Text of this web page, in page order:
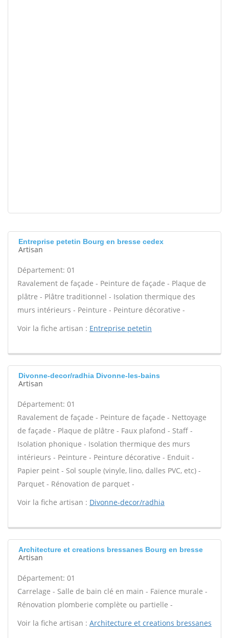
Entreprise petetin Bourg en bresse cedex
Artisan
Département: 01
Ravalement de façade - Peinture de façade - Plaque de
plâtre - Plâtre traditionnel - Isolation thermique des
murs intérieurs - Peinture - Peinture décorative -
Voir la fiche artisan : Entreprise petetin
Divonne-decor/radhia Divonne-les-bains
Artisan
Département: 01
Ravalement de façade - Peinture de façade - Nettoyage
de façade - Plaque de plâtre - Faux plafond - Staff -
Isolation phonique - Isolation thermique des murs
intérieurs - Peinture - Peinture décorative - Enduit -
Papier peint - Sol souple (vinyle, lino, dalles PVC, etc) -
Parquet - Rénovation de parquet -
Voir la fiche artisan : Divonne-decor/radhia
Architecture et creations bressanes Bourg en bresse
Artisan
Département: 01
Carrelage - Salle de bain clé en main - Faïence murale -
Rénovation plomberie complète ou partielle -
Voir la fiche artisan : Architecture et creations bressanes